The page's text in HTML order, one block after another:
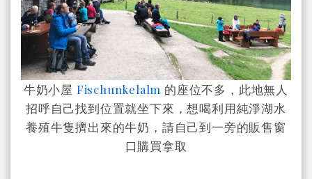
牛奶小屋 Fischunkelalm 的座位不多，此地無人
招呼自己找到位置就坐下來，想喝利用純淨湖水
養殖牛隻擠出來的牛奶，請自己到一旁的販售窗
口購買拿取